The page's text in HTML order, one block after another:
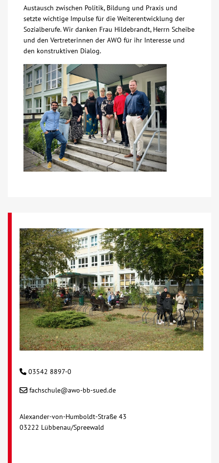
Austausch zwischen Politik, Bildung und Praxis und
setzte wichtige Impulse für die Weiterentwicklung der
Sozialberufe. Wir danken Frau Hildebrandt, Herrn Scheibe
und den Vertreterinnen der AWO für ihr Interesse und
den konstruktiven Dialog.
03542 8897-0
fachschule@awo-bb-sued.de
Alexander-von-Humboldt-Straße 43
03222 Lübbenau/Spreewald